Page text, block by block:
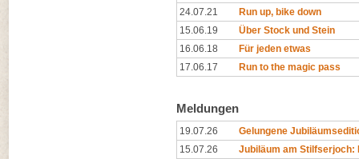
24.07.21
Run up, bike down
15.06.19
Über Stock und Stein
16.06.18
Für jeden etwas
17.06.17
Run to the magic pass
Meldungen
19.07.26
Gelungene
15.07.26
Jubiläum am Stilfserjoch: